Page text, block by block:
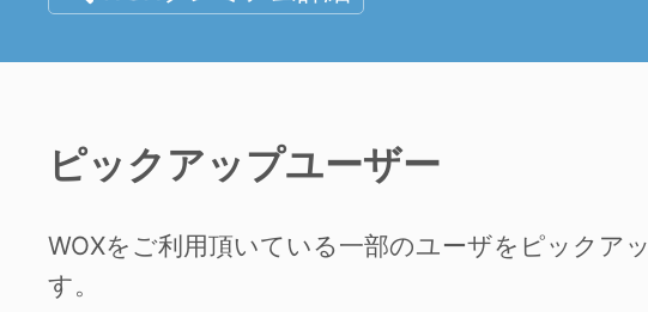
ピックアップユーザー
WOXをご利用頂いている一部のユーザをピックア
す。